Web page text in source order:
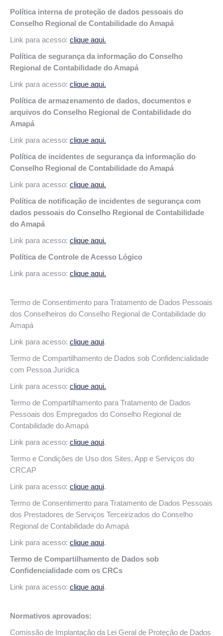
Política interna de proteção de dados pessoais do
Conselho Regional de Contabilidade do Amapá
Link para acesso: clique aqui.
Política de segurança da informação do Conselho
Regional de Contabilidade do Amapá
Link para acesso: clique aqui.
Política de armazenamento de dados, documentos e
arquivos do Conselho Regional de Contabilidade do
Amapá
Link para acesso: clique aqui.
Política de incidentes de segurança da informação do
Conselho Regional de Contabilidade do Amapá
Link para acesso: clique aqui.
Política de notificação de incidentes de segurança com
dados pessoais do Conselho Regional de Contabilidade
do Amapá
Link para acesso: clique aqui.
Política de Controle de Acesso Lógico
Link para acesso: clique aqui.
Termo de Consentimento para Tratamento de Dados Pessoais
dos Conselheiros do Conselho Regional de Contabilidade do
Amapá
Link para acesso: clique aqui.
Termo de Compartilhamento de Dados sob Confidencialidade
com Pessoa Jurídica
Link para acesso: clique aqui.
Termo de Compartilhamento para Tratamento de Dados
Pessoais dos Empregados do Conselho Regional de
Contabilidade do Amapá
Link para acesso: clique aqui.
Termo e Condições de Uso dos Sites, App e Serviços do
CRCAP
Link para acesso: clique aqui.
Termo de Consentimento para Tratamento de Dados Pessoais
dos Prestadores de Serviços Terceirizados do Conselho
Regional de Contabilidade do Amapá
Link para acesso: clique aqui.
Termo de Compartilhamento de Dados sob
Confidencialidade com os CRCs
Link para acesso: clique aqui.
Normativos aprovados:
Comissão de Implantação da Lei Geral de Proteção de Dados